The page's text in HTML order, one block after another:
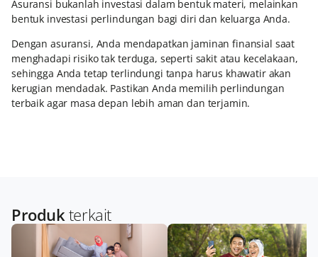
Asuransi bukanlah investasi dalam bentuk materi, melainkan
bentuk investasi perlindungan bagi diri dan keluarga Anda.
Dengan asuransi, Anda mendapatkan jaminan finansial saat
menghadapi risiko tak terduga, seperti sakit atau kecelakaan,
sehingga Anda tetap terlindungi tanpa harus khawatir akan
kerugian mendadak. Pastikan Anda memilih perlindungan
terbaik agar masa depan lebih aman dan terjamin.
Produk terkait